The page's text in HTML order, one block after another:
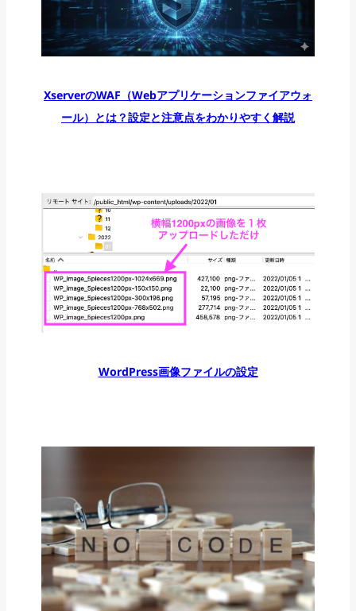
XserverのWAF（Webアプリケーションファイアウォ
ール）とは？設定と注意点をわかりやすく解説
WordPress画像ファイルの設定